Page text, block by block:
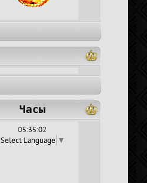
Часы
05:35:03
Select Language ▼